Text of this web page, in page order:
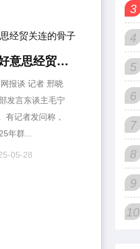
酬酢部：中好意思经贸关连的骨子是互利共赢
网报谈 记者 邢晓
发言东谈主毛宁
有记者发问称，
年群...
05-28
3
4
5
6
7
8
9
10